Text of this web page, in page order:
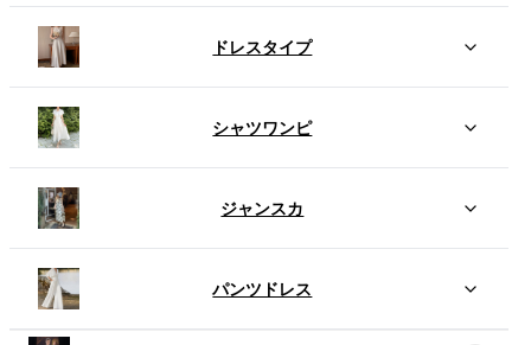
ドレスタイプ
シャツワンピ
ジャンスカ
パンツドレス